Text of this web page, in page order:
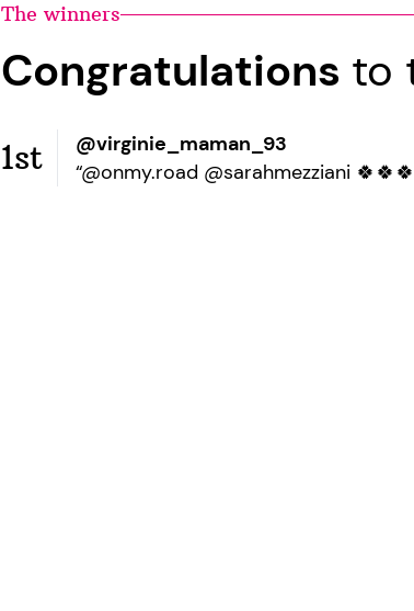
The winners
Congratulations to
1st
@virginie_maman_93
“@onmy.road @sarahmezziani